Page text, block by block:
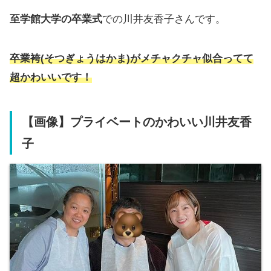
至学館大学の卒業式での川井友香子さんです。
卒業袴(そつぎょうはかま)がメチャクチャ似合ってて
超かわいいです！
【画像】プライベートのかわいい川井友香
子